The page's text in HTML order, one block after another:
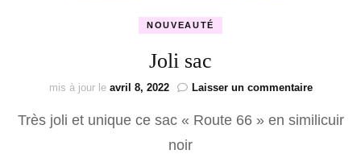
NOUVEAUTÉ
Joli sac
mis à jour le avril 8, 2022 Laisser un commentairesur
sac
Très joli et unique ce sac « Route 66 » en similicuir
noir